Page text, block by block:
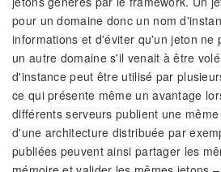
pour un domaine donc un nom
informations et d'éviter qu'un jeton ne
un autre domaine s'il venait à être
d'instance peut être utilisé par
ce qui présente même un avantage
différents serveurs publient une
d'une architecture distribuée par
publiées peuvent ainsi partager les